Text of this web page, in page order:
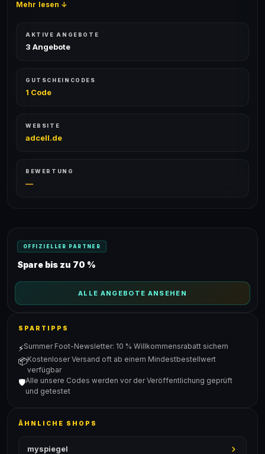
Mehr lesen ↓
AKTIVE ANGEBOTE
3 Angebote
GUTSCHEINCODES
1 Code
WEBSITE
adcell.de
BEWERTUNG
—
OFFIZIELLER PARTNER
Spare bis zu 70 %
ALLE ANGEBOTE ANSEHEN
SPARTIPPS
⚡Summer Foot-Newsletter: 10 % Willkommensrabatt sichern
📦Kostenloser Versand oft ab einem Mindestbestellwert
verfügbar
🛡️Alle unsere Codes werden vor der Veröffentlichung geprüft
und getestet
ÄHNLICHE SHOPS
myspiegel